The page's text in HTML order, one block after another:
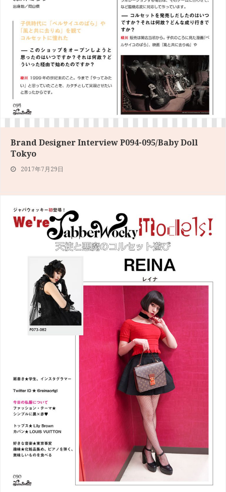
Brand Designer Interview P094-095/Baby Doll
Tokyo
2017年7月29日